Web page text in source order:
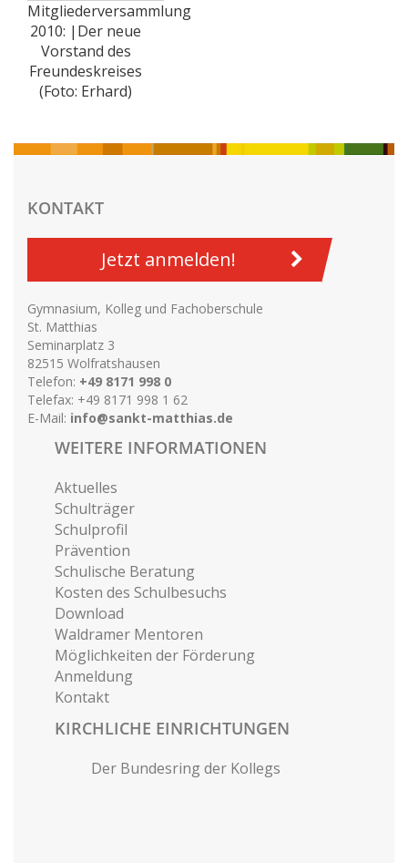
Mitgliederversammlung
2010: |Der neue
Vorstand des
Freundeskreises
(Foto: Erhard)
KONTAKT
Jetzt anmelden!
Gymnasium, Kolleg und Fachoberschule
St. Matthias
Seminarplatz 3
82515 Wolfratshausen
Telefon: +49 8171 998 0
Telefax: +49 8171 998 1 62
E-Mail: info@sankt-matthias.de
WEITERE INFORMATIONEN
Aktuelles
Schulträger
Schulprofil
Prävention
Schulische Beratung
Kosten des Schulbesuchs
Download
Waldramer Mentoren
Möglichkeiten der Förderung
Anmeldung
Kontakt
KIRCHLICHE EINRICHTUNGEN
Der Bundesring der Kollegs